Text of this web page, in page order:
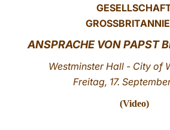
ANSPRACHE VON PAPST
Westminster Hall - City of
Freitag, 17.
(Video)